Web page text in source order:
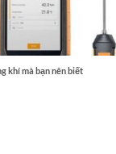
khí mà bạn nên biết